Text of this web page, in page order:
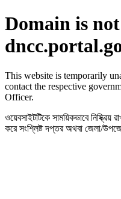
Domain is
This website is temporarily
contact the respective
Officer.
ওয়েবসাইটটিকে সাময়িকভাবে
করে সংশ্লিষ্ট দপ্তর অথবা জেলা/